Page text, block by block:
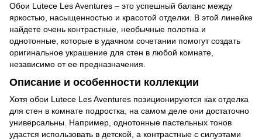
Обои Lutece Les Aventures – это успешный баланс между
яркостью, насыщенностью и красотой отделки. В этой линейке
найдете очень контрастные, необычные полотна и
однотонные, которые в удачном сочетании помогут создать
оригинальное украшение для стен в любой комнате,
независимо от ее предназначения.
Описание и особенности коллекции
Хотя обои Lutece Les Aventures позиционируются как отделка
для стен в комнате подростка, на самом деле они достаточно
универсальны. Например, однотонные пастельных тонов
удастся использовать в детской, а контрастные с силуэтами